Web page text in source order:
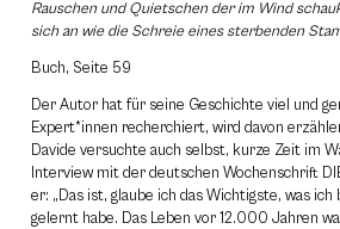
Rauschen und Quietschen der im Wind
sich an wie die Schreie eines sterbenden
Buch, Seite 59
Der Autor hat für seine Geschichte viel und
Expert*innen recherchiert, wird davon
Davide versuchte auch selbst, kurze Zeit im
Interview mit der deutschen Wochenschrift
er: „Das ist, glaube ich das Wichtigste, was
gelernt habe. Das Leben vor 12.000 Jahren